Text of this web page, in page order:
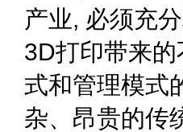
产业, 必须充
3D打印带来
式和管理模式
杂、昂贵的传